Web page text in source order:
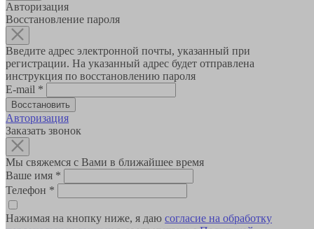
Авторизация
Восстановление пароля
Введите адрес электронной почты, указанный при
регистрации. На указанный адрес будет отправлена
инструкция по восстановлению пароля
E-mail *
Авторизация
Заказать звонок
Мы свяжемся с Вами в ближайшее время
Ваше имя *
Телефон *
Нажимая на кнопку ниже, я даю согласие на обработку